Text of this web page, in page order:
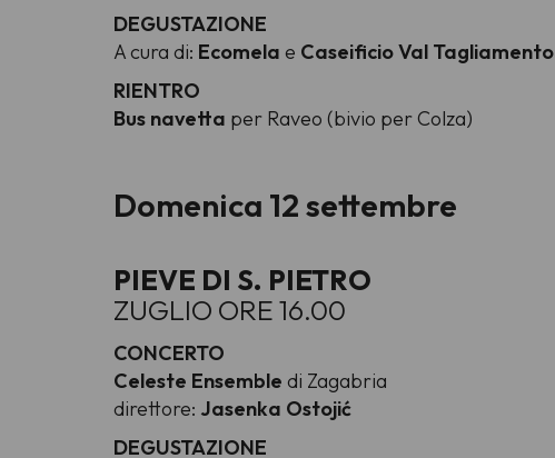
DEGUSTAZIONE
A cura di: Ecomela e Caseificio Val Tagliamento
RIENTRO
Bus navetta per Raveo (bivio per Colza)
Domenica 12 settembre
PIEVE DI S. PIETRO
ZUGLIO ORE 16.00
CONCERTO
Celeste Ensemble di Zagabria
direttore: Jasenka Ostojić
DEGUSTAZIONE